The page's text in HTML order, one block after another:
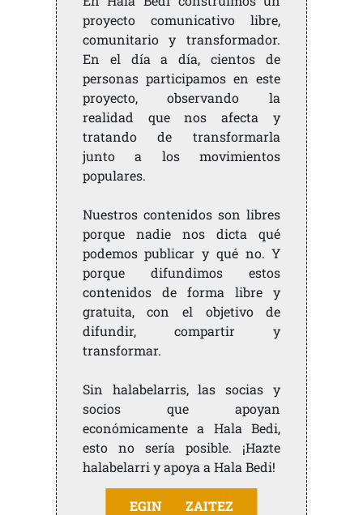
proyecto comunicativo libre,
comunitario y transformador.
En el día a día, cientos de
personas participamos en este
proyecto, observando la
realidad que nos afecta y
tratando de transformarla
junto a los movimientos
populares.
Nuestros contenidos son libres
porque nadie nos dicta qué
podemos publicar y qué no. Y
porque difundimos estos
contenidos de forma libre y
gratuita, con el objetivo de
difundir, compartir y
transformar.
Sin halabelarris, las socias y
socios que apoyan
económicamente a Hala Bedi,
esto no sería posible. ¡Hazte
halabelarri y apoya a Hala Bedi!
EGIN ZAITEZ